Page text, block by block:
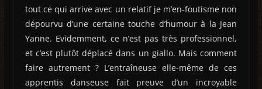
tout ce qui arrive avec un relatif je m’en-foutisme non
dépourvu d’une certaine touche d’humour à la Jean
Yanne. Evidemment, ce n’est pas très professionnel,
et c’est plutôt déplacé dans un giallo. Mais comment
faire autrement ? L’entraîneuse elle-même de ces
apprentis danseuse fait preuve d’un incroyable